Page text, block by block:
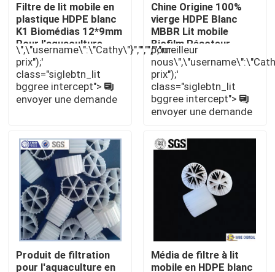
À la maison
Produits
À propos de nous
Visite de l'usine
Contrôle de la qualité
Filtre de lit mobile en
plastique HDPE blanc
K1 Biomédias 12*9mm
Pour l'aquaculture
\",\"username\":\"Cathy\"}","","","","meilleur
prix");'
class="siglebtn_lit
bggree intercept">
envoyer une demande
Chine Origine 100%
vierge HDPE Blanc
MBBR Lit mobile
Biofilm Réacteur
Médias 25*12mm Pour
le traitement des eaux
usées
pour
prix");'
class="siglebtn_lit
bggree intercept">
envoyer une demande
Produit de filtration
pour l'aquaculture en
Média de filtre à lit
mobile en HDPE blanc